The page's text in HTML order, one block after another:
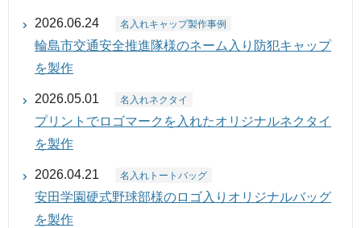
2026.06.24 名入れキャップ製作事例
輪島市交通安全推進隊様のネーム入り防犯キャップ
を製作
2026.05.01 名入れネクタイ
プリントでロゴマークを入れたオリジナルネクタイ
を製作
2026.04.21 名入れトートバッグ
安田学園硬式野球部様のロゴ入りオリジナルバッグ
を製作